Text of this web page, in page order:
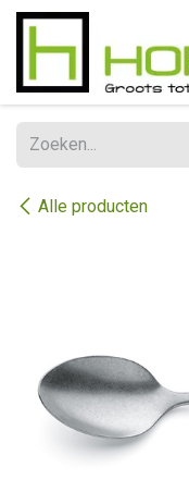
Overslaan naar inhoud
Alle producten